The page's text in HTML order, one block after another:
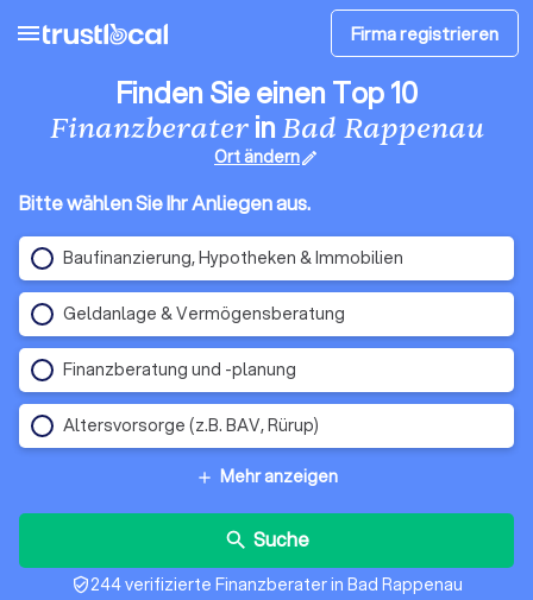
menu Firma registrieren
Finden Sie einen Top 10
FinanzberaterinBad Rappenau
Ort ändernedit
Bitte wählen Sie Ihr Anliegen aus.
Baufinanzierung, Hypotheken & Immobilien
Geldanlage & Vermögensberatung
Finanzberatung und -planung
Altersvorsorge (z.B. BAV, Rürup)
add Mehr anzeigen
search Suche
verified_user244 verifizierte Finanzberater in Bad Rappenau